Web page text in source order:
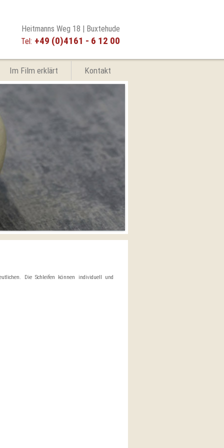
Heitmanns Weg 18 | Buxtehude
Tel: +49 (0)4161 - 6 12 00
Im Film erklärt Kontakt
Die Schleifen können individuell und